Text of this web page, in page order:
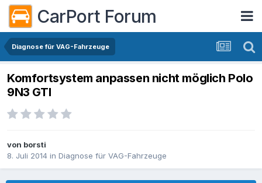
CarPort Forum
Diagnose für VAG-Fahrzeuge
Komfortsystem anpassen nicht möglich Polo
9N3 GTI
von borsti
8. Juli 2014 in Diagnose für VAG-Fahrzeuge